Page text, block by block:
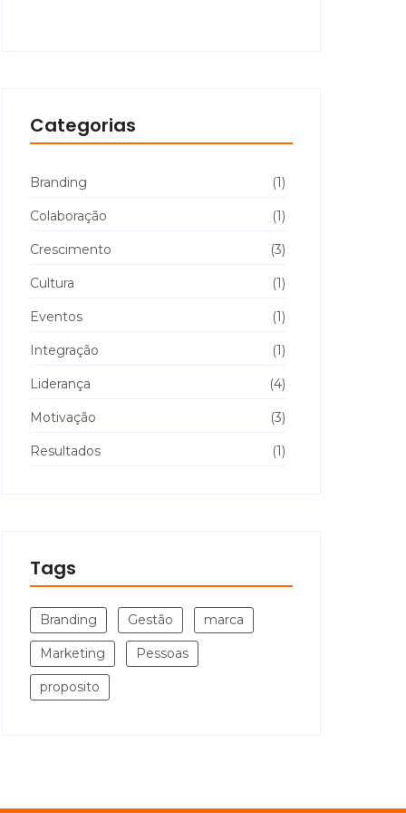
Categorias
Branding (1)
Colaboração (1)
Crescimento (3)
Cultura (1)
Eventos (1)
Integração (1)
Liderança (4)
Motivação (3)
Resultados (1)
Tags
Branding Gestão marca
Marketing Pessoas
proposito